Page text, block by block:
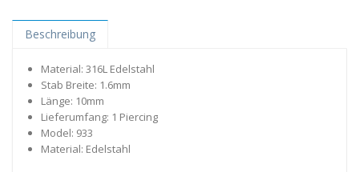
Beschreibung
Material: 316L Edelstahl
Stab Breite: 1.6mm
Länge: 10mm
Lieferumfang: 1 Piercing
Model: 933
Material: Edelstahl